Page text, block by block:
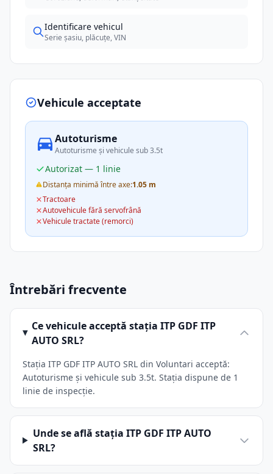
Identificare vehicul
Serie șasiu, plăcuțe, VIN
Vehicule acceptate
Autoturisme
Autoturisme și vehicule sub 3.5t
Autorizat — 1 linie
Distanța minimă între axe:1.05 m
Tractoare
Autovehicule fără servofrână
Vehicule tractate (remorci)
Întrebări frecvente
Ce vehicule acceptă stația ITP GDF ITP
AUTO SRL?
Stația ITP GDF ITP AUTO SRL din Voluntari acceptă:
Autoturisme și vehicule sub 3.5t. Stația dispune de 1
linie de inspecție.
Unde se află stația ITP GDF ITP AUTO
SRL?